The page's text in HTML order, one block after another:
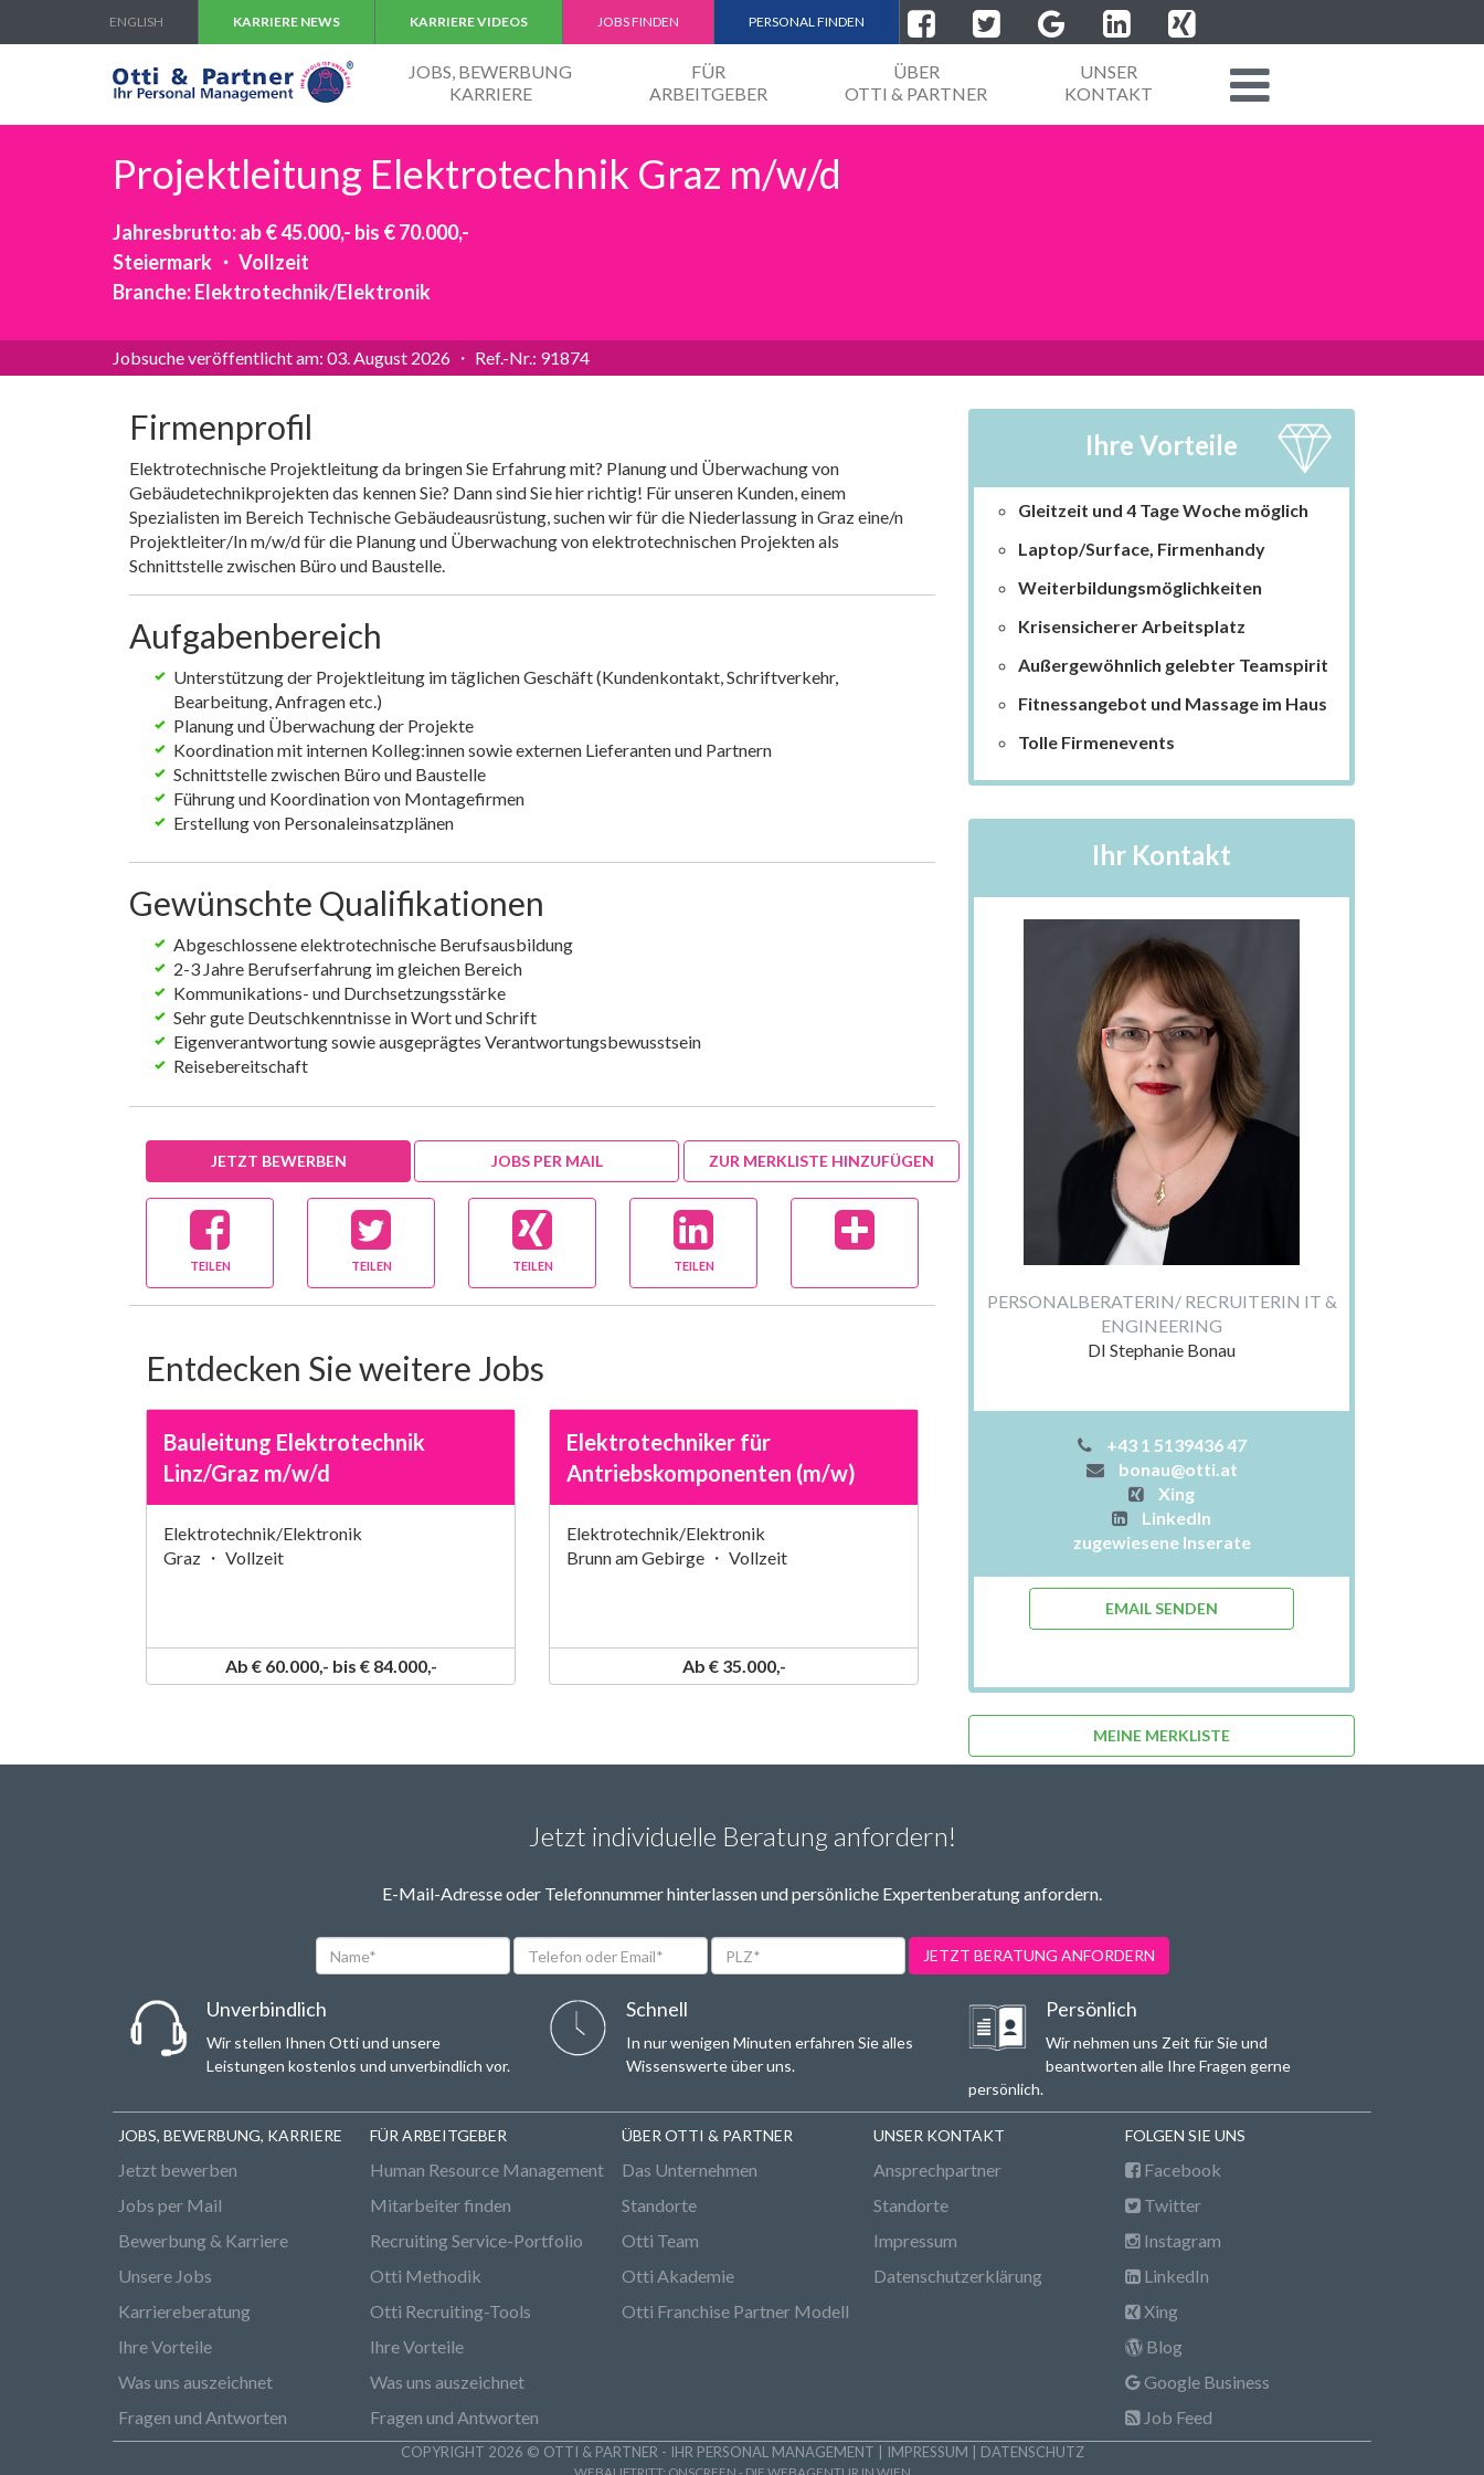
ENGLISH KARRIERE NEWS KARRIERE VIDEOS JOBS FINDEN PERSONAL FINDEN
JOBS, BEWERBUNG
KARRIERE
FÜR
ARBEITGEBER
ÜBER
OTTI & PARTNER
UNSER
KONTAKT
Projektleitung Elektrotechnik Graz m/w/d
Jahresbrutto: ab € 45.000,- bis € 70.000,-
Steiermark ・ Vollzeit
Branche: Elektrotechnik/Elektronik
Jobsuche veröffentlicht am: 03. August 2026 ・ Ref.-Nr.: 91874
Firmenprofil
Elektrotechnische Projektleitung da bringen Sie Erfahrung mit? Planung und Überwachung von
Gebäudetechnikprojekten das kennen Sie? Dann sind Sie hier richtig! Für unseren Kunden, einem
Spezialisten im Bereich Technische Gebäudeausrüstung, suchen wir für die Niederlassung in Graz eine/n
Projektleiter/In m/w/d für die Planung und Überwachung von elektrotechnischen Projekten als
Schnittstelle zwischen Büro und Baustelle.
Aufgabenbereich
Unterstützung der Projektleitung im täglichen Geschäft (Kundenkontakt, Schriftverkehr,
Bearbeitung, Anfragen etc.)
Planung und Überwachung der Projekte
Koordination mit internen Kolleg:innen sowie externen Lieferanten und Partnern
Schnittstelle zwischen Büro und Baustelle
Führung und Koordination von Montagefirmen
Erstellung von Personaleinsatzplänen
Gewünschte Qualifikationen
Abgeschlossene elektrotechnische Berufsausbildung
2-3 Jahre Berufserfahrung im gleichen Bereich
Kommunikations- und Durchsetzungsstärke
Sehr gute Deutschkenntnisse in Wort und Schrift
Eigenverantwortung sowie ausgeprägtes Verantwortungsbewusstsein
Reisebereitschaft
JETZT BEWERBEN JOBS PER MAIL ZUR MERKLISTE HINZUFÜGEN
TEILEN TEILEN TEILEN TEILEN
Entdecken Sie weitere Jobs
Bauleitung Elektrotechnik
Linz/Graz m/w/d
Elektrotechnik/Elektronik
Graz ・ Vollzeit
Ab € 60.000,- bis € 84.000,-
Elektrotechniker für
Antriebskomponenten (m/w)
Elektrotechnik/Elektronik
Brunn am Gebirge ・ Vollzeit
Ab € 35.000,-
Ihre Vorteile
Gleitzeit und 4 Tage Woche möglich
Laptop/Surface, Firmenhandy
Weiterbildungsmöglichkeiten
Krisensicherer Arbeitsplatz
Außergewöhnlich gelebter Teamspirit
Fitnessangebot und Massage im Haus
Tolle Firmenevents
Ihr Kontakt
PERSONALBERATERIN/ RECRUITERIN IT &
ENGINEERING
DI Stephanie Bonau
+43 1 5139436 47
bonau@otti.at
Xing
LinkedIn
zugewiesene Inserate
EMAIL SENDEN
MEINE MERKLISTE
Jetzt individuelle Beratung anfordern!
E-Mail-Adresse oder Telefonnummer hinterlassen und persönliche Expertenberatung anfordern.
Name*
Telefon
oder
PLZ* JETZT BERATUNG ANFORDERN
Unverbindlich
Wir stellen Ihnen Otti und unsere
Leistungen kostenlos und unverbindlich vor.
Schnell
In nur wenigen Minuten erfahren Sie alles
Wissenswerte über uns.
Persönlich
Wir nehmen uns Zeit für Sie und
beantworten alle Ihre Fragen gerne
persönlich.
JOBS, BEWERBUNG, KARRIERE
Jetzt bewerben
Jobs per Mail
Bewerbung & Karriere
Unsere Jobs
Karriereberatung
Ihre Vorteile
Was uns auszeichnet
Fragen und Antworten
FÜR ARBEITGEBER
Human Resource Management
Mitarbeiter finden
Recruiting Service-Portfolio
Otti Methodik
Otti Recruiting-Tools
Ihre Vorteile
Was uns auszeichnet
Fragen und Antworten
ÜBER OTTI & PARTNER
Das Unternehmen
Standorte
Otti Team
Otti Akademie
Otti Franchise Partner Modell
UNSER KONTAKT
Ansprechpartner
Standorte
Impressum
Datenschutzerklärung
FOLGEN SIE UNS
Facebook
Twitter
Instagram
LinkedIn
Xing
Blog
Google Business
Job Feed
COPYRIGHT 2026 © OTTI & PARTNER - IHR PERSONAL MANAGEMENT | IMPRESSUM | DATENSCHUTZ
WEBAUFTRITT: ONSCREEN - DIE WEBAGENTUR IN WIEN